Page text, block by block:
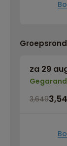
za 29
3,649